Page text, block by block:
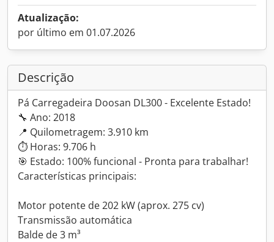
Atualização:
por último em 01.07.2026
Descrição
Pá Carregadeira Doosan DL300 - Excelente Estado!
🔧 Ano: 2018
📍 Quilometragem: 3.910 km
⏱ Horas: 9.706 h
🎯 Estado: 100% funcional - Pronta para trabalhar!
Características principais:
Motor potente de 202 kW (aprox. 275 cv)
Transmissão automática
Balde de 3 m³